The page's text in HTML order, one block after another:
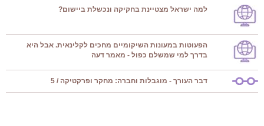
למה ישראל מצטיינת בחקיקה ונכשלת ביישום?
הפעוטות במעונות השיקומיים מחכים לקלינאית. אבל היא
בדרך למי שמשלם כפול - מאמר דעה
דבר העורך - מוגבלות וחברה: מחקר ופרקטיקה / 5